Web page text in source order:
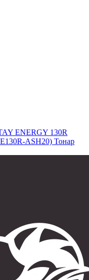
ENERGY 130R
ASH20) Тонар